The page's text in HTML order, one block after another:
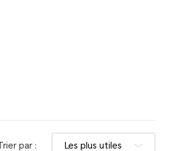
par : Les plus utiles